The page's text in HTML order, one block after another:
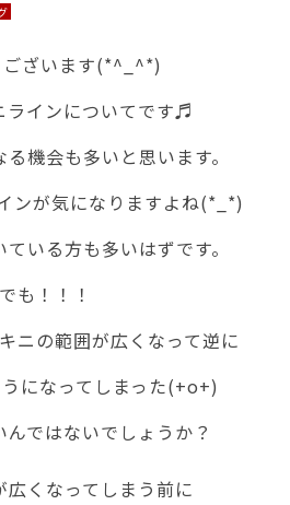
ございます(*^_^*)
ラインについてです♬
機会も多いと思います。
ンが気になりますよね(*_*)
いる方も多いはずです。
でも！！！
ニの範囲が広くなって逆に
になってしまった(+o+)
んではないでしょうか？
広くなってしまう前に